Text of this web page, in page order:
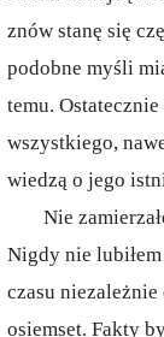
znów stanę się
podobne myśli
temu.
wszystkiego,
wiedzą o jego
Nie
Nigdy nie
czasu
osiemset. Fakty